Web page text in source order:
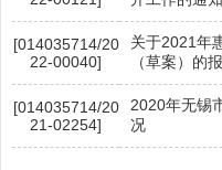
[014035714/20
22-00040]
关于2021年
（草案）的
[014035714/20
21-02254]
2020年无锡
况